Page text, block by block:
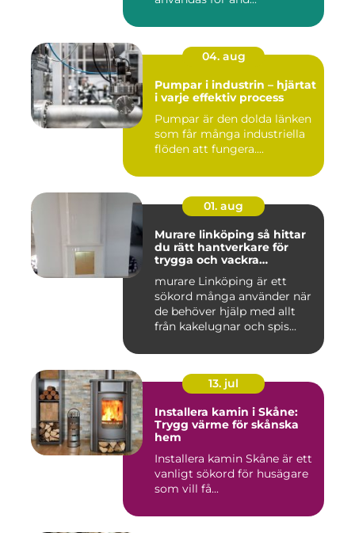
04. aug
Pumpar i industrin – hjärtat
i varje effektiv process
Pumpar är den dolda länken
som får många industriella
flöden att fungera....
01. aug
Murare linköping så hittar
du rätt hantverkare för
trygga och vackra
murare Linköping är ett
sökord många använder när
de behöver hjälp med allt
från kakelugnar och spis...
13. jul
Installera kamin i Skåne:
Trygg värme för skånska
hem
Installera kamin Skåne är ett
vanligt sökord för husägare
som vill få...